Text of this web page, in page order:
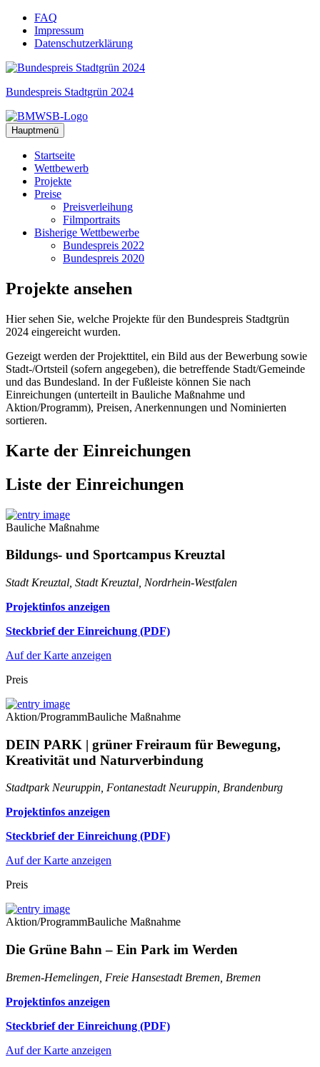
Zum
Inhalt
springen
FAQ
Impressum
Datenschutzerklärung
Bundespreis Stadtgrün 2024
Hauptmenü
Startseite
Wettbewerb
Projekte
Preise
Preisverleihung
Filmportraits
Bisherige Wettbewerbe
Bundespreis 2022
Bundespreis 2020
Projekte ansehen
Hier sehen Sie, welche Projekte für den Bundespreis Stadtgrün
2024 eingereicht wurden.
Gezeigt werden der Projekttitel, ein Bild aus der Bewerbung sowie
Stadt-/Ortsteil (sofern angegeben), die betreffende Stadt/Gemeinde
und das Bundesland. In der Fußleiste können Sie nach
Einreichungen (unterteilt in Bauliche Maßnahme und
Aktion/Programm), Preisen, Anerkennungen und Nominierten
sortieren.
Karte der Einreichungen
Liste der Einreichungen
Bauliche Maßnahme
Bildungs- und Sportcampus Kreuztal
Stadt Kreuztal, Stadt Kreuztal, Nordrhein-Westfalen
Projektinfos anzeigen
Steckbrief der Einreichung (PDF)
Auf der Karte anzeigen
Preis
Aktion/ProgrammBauliche Maßnahme
DEIN PARK | grüner Freiraum für Bewegung,
Kreativität und Naturverbindung
Stadtpark Neuruppin, Fontanestadt Neuruppin, Brandenburg
Projektinfos anzeigen
Steckbrief der Einreichung (PDF)
Auf der Karte anzeigen
Preis
Aktion/ProgrammBauliche Maßnahme
Die Grüne Bahn – Ein Park im Werden
Bremen-Hemelingen, Freie Hansestadt Bremen, Bremen
Projektinfos anzeigen
Steckbrief der Einreichung (PDF)
Auf der Karte anzeigen